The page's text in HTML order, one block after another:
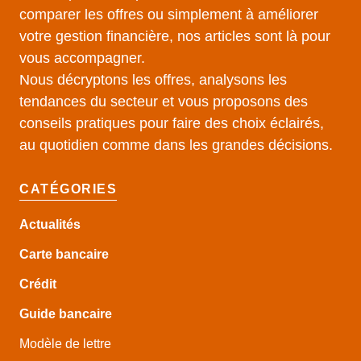
comparer les offres ou simplement à améliorer
votre gestion financière, nos articles sont là pour
vous accompagner.
Nous décryptons les offres, analysons les
tendances du secteur et vous proposons des
conseils pratiques pour faire des choix éclairés,
au quotidien comme dans les grandes décisions.
CATÉGORIES
Actualités
Carte bancaire
Crédit
Guide bancaire
Modèle de lettre